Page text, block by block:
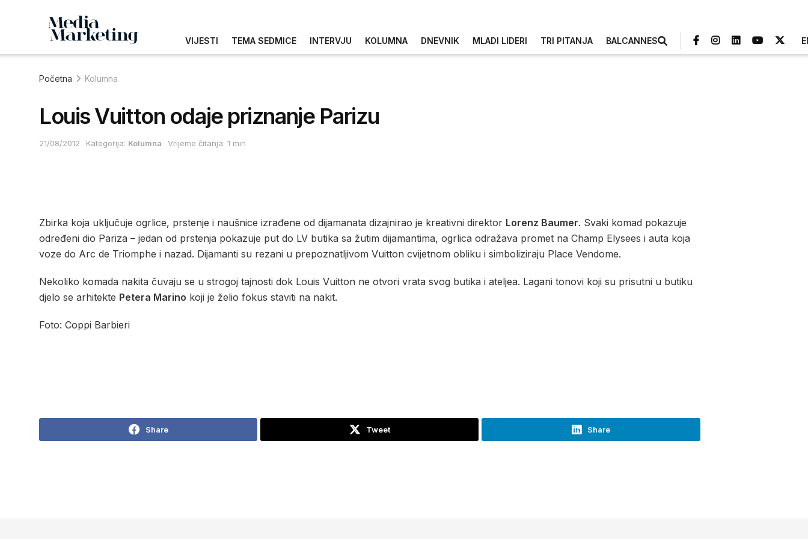
VIJESTI TEMA SEDMICE INTERVJU KOLUMNA DNEVNIK MLADI LIDERI TRI PITANJA BALCANNES
Početna Kolumna
Louis Vuitton odaje priznanje Parizu
21/08/2012 Kategorija: Kolumna Vrijeme čitanja: 1 min
Zbirka koja uključuje ogrlice, prstenje i naušnice izrađene od dijamanata dizajnirao je kreativni direktor Lorenz Baumer. Svaki komad pokazuje
određeni dio Pariza – jedan od prstenja pokazuje put do LV butika sa žutim dijamantima, ogrlica odražava promet na Champ Elysees i auta koja
voze do Arc de Triomphe i nazad. Dijamanti su rezani u prepoznatljivom Vuitton cvijetnom obliku i simboliziraju Place Vendome.
Nekoliko komada nakita čuvaju se u strogoj tajnosti dok Louis Vuitton ne otvori vrata svog butika i ateljea. Lagani tonovi koji su prisutni u butiku
djelo se arhitekte Petera Marino koji je želio fokus staviti na nakit.
Foto: Coppi Barbieri
Share Tweet Share